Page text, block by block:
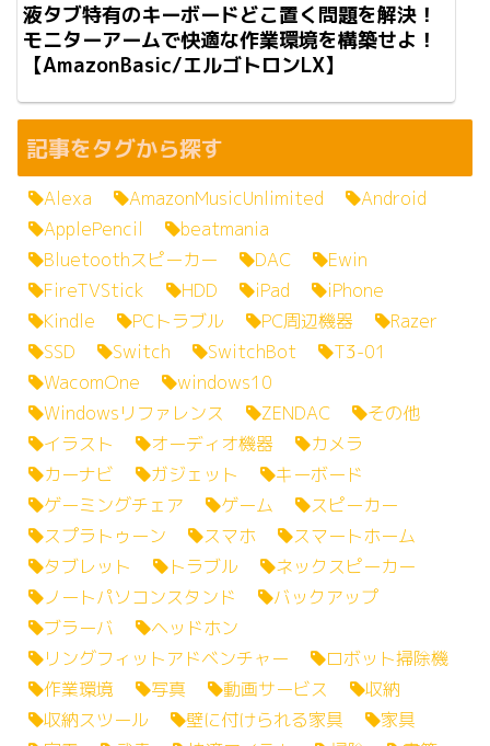
液タブ特有のキーボードどこ置く問題を解決！
モニターアームで快適な作業環境を構築せよ！
【AmazonBasic/エルゴトロンLX】
記事をタグから探す
Alexa AmazonMusicUnlimited
Android
ApplePencil
beatmania
Bluetoothスピーカー
DAC
Ewin
FireTVStick
HDD iPad
iPhone
Kindle
PCトラブル PC周辺機器
Razer
SSD
Switch SwitchBot
T3-01
WacomOne
windows10
Windowsリファレンス
ZENDAC
その他
イラスト
オーディオ機器
カメラ
カーナビ
ガジェット
キーボード
ゲーミングチェア
ゲーム
スピーカー
スプラトゥーン
スマホ
スマートホーム
タブレット
トラブル
ネックスピーカー
ノートパソコンスタンド
バックアップ
ブラーバ
ヘッドホン
リングフィットアドベンチャー
ロボット掃除機
作業環境
写真 動画サービス
収納
収納スツール
壁に付けられる家具
家具